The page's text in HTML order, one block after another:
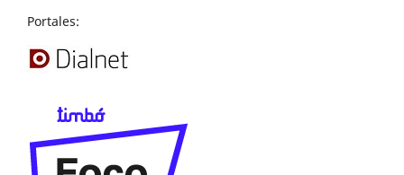
Portales: